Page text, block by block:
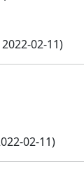
02-11)
02-11)